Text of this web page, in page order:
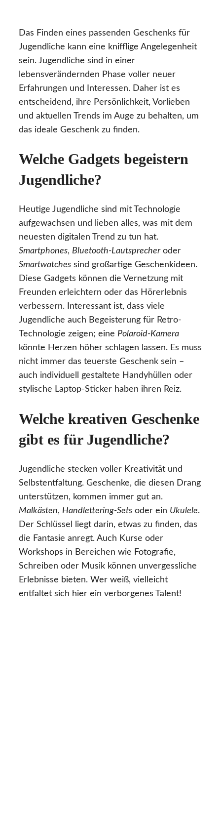
Das Finden eines passenden Geschenks für
Jugendliche kann eine knifflige Angelegenheit
sein. Jugendliche sind in einer
lebensverändernden Phase voller neuer
Erfahrungen und Interessen. Daher ist es
entscheidend, ihre Persönlichkeit, Vorlieben
und aktuellen Trends im Auge zu behalten, um
das ideale Geschenk zu finden.
Welche Gadgets begeistern
Jugendliche?
Heutige Jugendliche sind mit Technologie
aufgewachsen und lieben alles, was mit dem
neuesten digitalen Trend zu tun hat.
Smartphones, Bluetooth-Lautsprecheroder
Smartwatches sind großartige Geschenkideen.
Diese Gadgets können die Vernetzung mit
Freunden erleichtern oder das Hörerlebnis
verbessern. Interessant ist, dass viele
Jugendliche auch Begeisterung für Retro-
Technologie zeigen; eine Polaroid-Kamera
könnte Herzen höher schlagen lassen. Es muss
nicht immer das teuerste Geschenk sein –
auch individuell gestaltete Handyhüllen oder
stylische Laptop-Sticker haben ihren Reiz.
Welche kreativen Geschenke
gibt es für Jugendliche?
Jugendliche stecken voller Kreativität und
Selbstentfaltung. Geschenke, die diesen Drang
unterstützen, kommen immer gut an.
Malkästen, Handlettering-Sets oder ein Ukulele.
Der Schlüssel liegt darin, etwas zu finden, das
die Fantasie anregt. Auch Kurse oder
Workshops in Bereichen wie Fotografie,
Schreiben oder Musik können unvergessliche
Erlebnisse bieten. Wer weiß, vielleicht
entfaltet sich hier ein verborgenes Talent!